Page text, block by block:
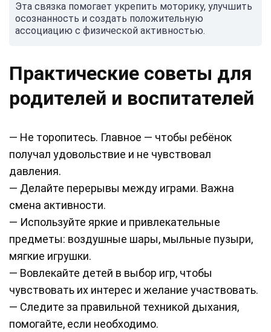
Эта связка помогает укрепить моторику, улучшить
осознанность и создать положительную
ассоциацию с физической активностью.
Практические советы для
родителей и воспитателей
— Не торопитесь. Главное — чтобы ребёнок
получал удовольствие и не чувствовал
давления.
— Делайте перерывы между играми. Важна
смена активности.
— Используйте яркие и привлекательные
предметы: воздушные шары, мыльные пузыри,
мягкие игрушки.
— Вовлекайте детей в выбор игр, чтобы
чувствовать их интерес и желание участвовать.
— Следите за правильной техникой дыхания,
помогайте, если необходимо.